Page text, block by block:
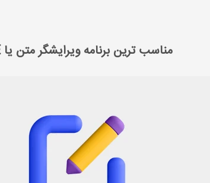
مناسب ترین برنامه ویرایشگر متن یا IDE